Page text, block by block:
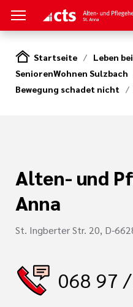
Arbeit
Startseite
Leben
SeniorenWohnen Sulzbach
Bewegung schadet nicht
Alten- und
Anna
St. Ingberter Str. 20, D-
068 97